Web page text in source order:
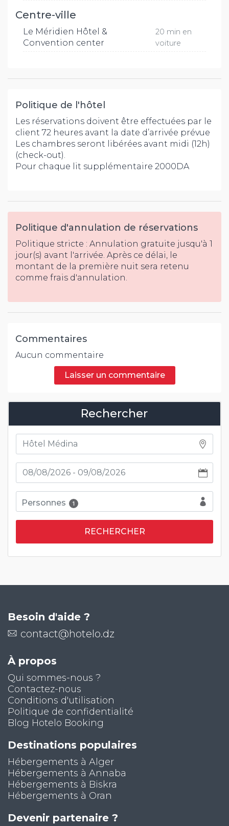
Centre-ville
Le Méridien Hôtel &
Convention center
20 min en
voiture
Politique de l'hôtel
Les réservations doivent être effectuées par le
client 72 heures avant la date d’arrivée prévue
Les chambres seront libérées avant midi (12h)
(check-out).
Pour chaque lit supplémentaire 2000DA
Politique d'annulation de réservations
Politique stricte : Annulation gratuite jusqu'à 1
jour(s) avant l'arrivée. Après ce délai, le
montant de la première nuit sera retenu
comme frais d'annulation.
Commentaires
Aucun commentaire
Laisser un commentaire
Rechercher
Personnes 1
Besoin d'aide ?
contact@hotelo.dz
À propos
Qui sommes-nous ?
Contactez-nous
Conditions d'utilisation
Politique de confidentialité
Blog Hotelo Booking
Destinations populaires
Hébergements à Alger
Hébergements à Annaba
Hébergements à Biskra
Hébergements à Oran
Devenir partenaire ?